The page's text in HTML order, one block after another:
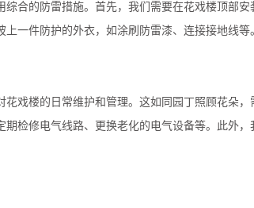
合的防雷措施。首先，我们需要在花戏楼顶部
一件防护的外衣，如涂刷防雷漆、连接接地线
花戏楼的日常维护和管理。这如同园丁照顾花朵
期检修电气线路、更换老化的电气设备等。此外